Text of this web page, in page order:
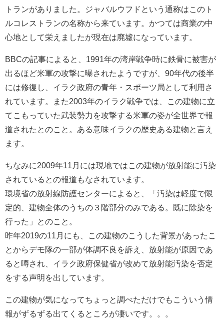
トランがありました。ジャバルウフドという通称はこのト
ルコレストランの名称から来ています。かつては商業の中
心地として栄えましたが現在は廃墟になっています。
BBCの記事によると、1991年の湾岸戦争時に鉄骨に被害が
出るほど米軍の攻撃に曝されたようですが、90年代の後半
には修復し、イラク政府の青年・スポーツ局として利用さ
れています。また2003年のイラク戦争では、この建物に立
てこもっていた武装勢力を攻撃する米軍の姿が全世界で報
道されたとのこと。ある意味イラクの歴史ある建物と言え
ます。
ちなみに2009年11月には現地ではこの建物が放射能に汚染
されているとの報道もなされています。
環境省の放射線防護センターによると、「汚染は軽度で限
定的、建物全体のうちの３階部分のみである。既に除染を
行った」とのこと。
昨年2019の11月にも、この建物のこうした背景があったこ
とからデモ隊の一部が体調不良を訴え、放射能が原因であ
ると噂され、イラク政府保健省が改めて放射能汚染を否定
をする声明を出しています。
この建物が気になってちょっと調べただけでもこういう情
報がずるずる出てくるところが凄いです。。。